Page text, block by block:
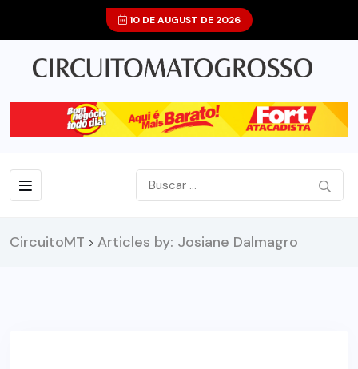
10 DE AUGUST DE 2026
CircuitoMT > Articles by: Josiane Dalmagro